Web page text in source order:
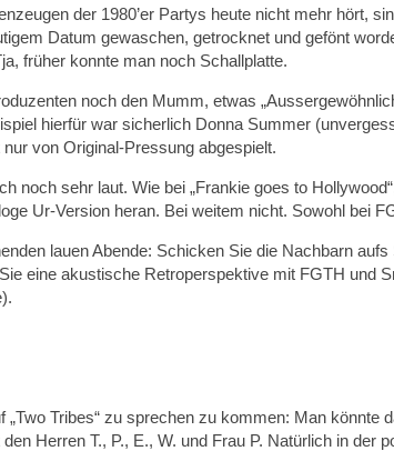
der 1980’er Partys heute nicht mehr hört,
Datum gewaschen, getrocknet und gefönt
früher konnte man noch Schallplatte.
noch den Mumm, etwas
hierfür war sicherlich Donna Summer
von Original-Pressung abgespielt.
noch sehr laut. Wie bei „Frankie goes to
Ur-Version heran. Bei weitem nicht. Sowohl bei
lauen Abende: Schicken Sie die Nachbarn
eine akustische Retroperspektive mit FGTH und
„Two Tribes“ zu sprechen zu kommen: Man könnte
Herren T., P., E., W. und Frau P. Natürlich in der